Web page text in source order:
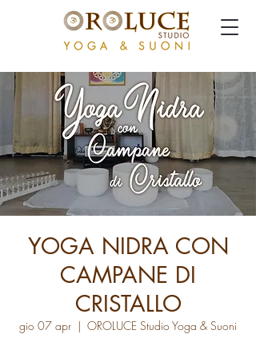
YOGA NIDRA CON
CAMPANE DI
CRISTALLO
gio 07 apr
  |
OROLUCE Studio Yoga & Suoni